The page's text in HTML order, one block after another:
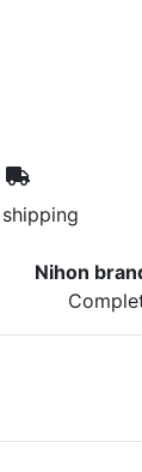
Nihon